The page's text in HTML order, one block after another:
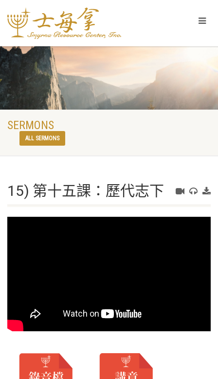
SERMONS
ALL SERMONS
15) 第十五課：歷代志下